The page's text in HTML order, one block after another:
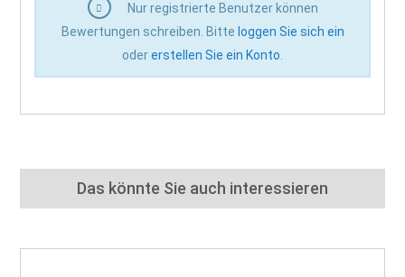
Nur registrierte Benutzer können
Bewertungen schreiben. Bitte loggen Sie sich ein
odererstellen Sie ein Konto.
Das könnte Sie auch interessieren